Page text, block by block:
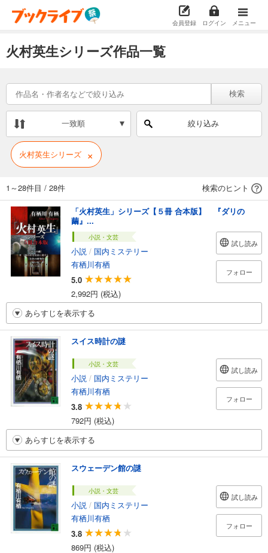
会員登録 ログイン メニュー
火村英生シリーズ作品一覧
検索
一致順 絞り込み
火村英生シリーズ ×
1～28件目 / 28件 検索のヒント
「火村英生」シリーズ【５冊 合本版】 『ダリの
繭』...
小説・文芸
小説 / 国内ミステリー
有栖川有栖
5.0
2,992円 (税込)
試し読み
フォロー
あらすじを表示する
スイス時計の謎
小説・文芸
小説 / 国内ミステリー
有栖川有栖
3.8
792円 (税込)
試し読み
フォロー
あらすじを表示する
スウェーデン館の謎
小説・文芸
小説 / 国内ミステリー
有栖川有栖
3.8
869円 (税込)
試し読み
フォロー